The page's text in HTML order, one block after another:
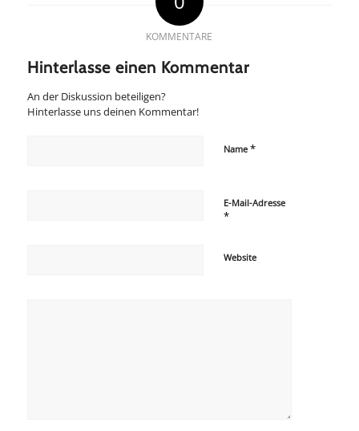
KOMMENTARE
Hinterlasse einen Kommentar
An der Diskussion beteiligen?
Hinterlasse uns deinen Kommentar!
Name *
E-Mail-Adresse
*
Website